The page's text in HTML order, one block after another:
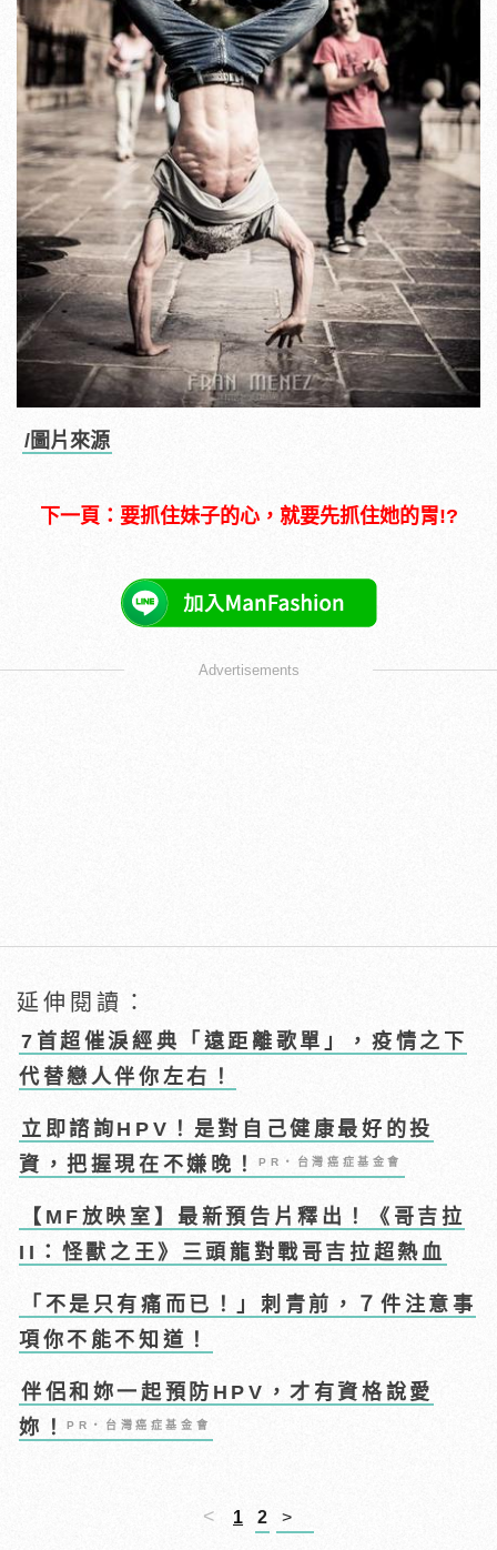
/圖片來源
下一頁：要抓住妹子的心，就要先抓住她的胃!?
Advertisements
延伸閱讀：
7首超催淚經典「遠距離歌單」，疫情之下
代替戀人伴你左右！
立即諮詢HPV！是對自己健康最好的投
資，把握現在不嫌晚！PR・台灣癌症基金會
【MF放映室】最新預告片釋出！《哥吉拉
II：怪獸之王》三頭龍對戰哥吉拉超熱血
「不是只有痛而已！」刺青前，７件注意事
項你不能不知道！
伴侶和妳一起預防HPV，才有資格說愛
妳！PR・台灣癌症基金會
< 1 2 >